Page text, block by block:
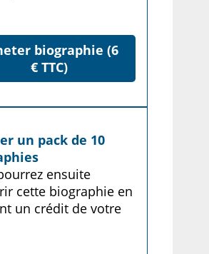
biographie (6
€ TTC)
un pack de 10
ensuite
cette biographie en
un crédit de votre